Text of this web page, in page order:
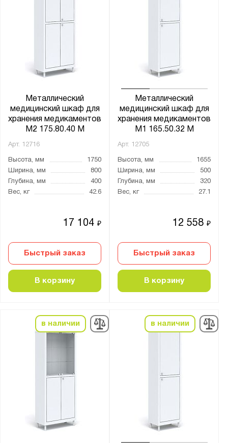
Металлический
медицинский шкаф для
хранения медикаментов
M2 175.80.40 М
Арт. 12716
Высота, мм
1750
Ширина, мм
800
Глубина, мм
400
Вес, кг
42.6
17 104₽
Быстрый заказ
В корзину
Металлический
медицинский шкаф для
хранения медикаментов
M1 165.50.32 М
Арт. 12705
Высота, мм
1655
Ширина, мм
500
Глубина, мм
320
Вес, кг
27.1
12 558₽
Быстрый заказ
В корзину
в наличии в наличии